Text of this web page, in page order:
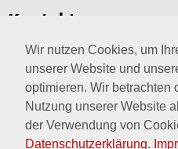
Wir nutzen Cookies, um
unserer Website und
optimieren. Wir betrachten
Nutzung unserer Website
der Verwendung von
Datenschutzerklärung.
Kontakt
Weltweit setzen wir unsere
nach innovativen Lösungen
Erfahren Sie